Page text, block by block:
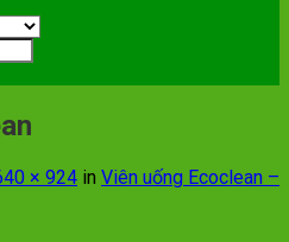
× 924 in Viên uống Ecoclean –